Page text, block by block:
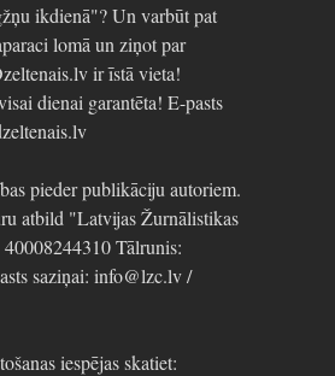
ikdienā"? Un varbūt pat
lomā un ziņot par
ir īstā vieta!
dienai garantēta! E-pasts
pieder publikāciju autoriem.
atbild "Latvijas Žurnālistikas
Tālrunis:
saziņai: info@lzc.lv /
iespējas skatiet: